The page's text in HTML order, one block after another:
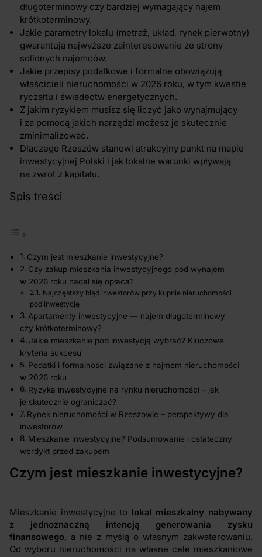
długoterminowy czy bardziej wymagający najem
krótkoterminowy.
Jakie parametry lokalu (metraż, układ, rynek pierwotny)
gwarantują najwyższe zainteresowanie ze strony
solidnych najemców.
Jakie przepisy podatkowe i formalne obowiązują
właścicieli nieruchomości w 2026 roku, w tym kwestie
ryczałtu i świadectw energetycznych.
Z jakim ryzykiem musisz się liczyć jako wynajmujący
i za pomocą jakich narzędzi możesz je skutecznie
zminimalizować.
Dlaczego Rzeszów stanowi atrakcyjny punkt na mapie
inwestycyjnej Polski i jak lokalne warunki wpływają
na zwrot z kapitału.
Spis treści
Czym jest mieszkanie inwestycyjne?
Czy zakup mieszkania inwestycyjnego pod wynajem
w 2026 roku nadal się opłaca?
Najczęstszy błąd inwestorów przy kupnie nieruchomości
pod inwestycję
Apartamenty inwestycyjne — najem długoterminowy
czy krótkoterminowy?
Jakie mieszkanie pod inwestycję wybrać? Kluczowe
kryteria sukcesu
Podatki i formalności związane z najmem nieruchomości
w 2026 roku
Ryzyka inwestycyjne na rynku nieruchomości – jak
je skutecznie ograniczać?
Rynek nieruchomości w Rzeszowie – perspektywy dla
inwestorów
Mieszkanie inwestycyjne? Podsumowanie i ostateczny
werdykt przed zakupem
Czym jest mieszkanie inwestycyjne?
Mieszkanie inwestycyjne to lokal mieszkalny nabywany
z jednoznaczną intencją generowania zysku
finansowego, a nie z myślą o własnym zakwaterowaniu.
Od wyboru nieruchomości na własne cele mieszkaniowe